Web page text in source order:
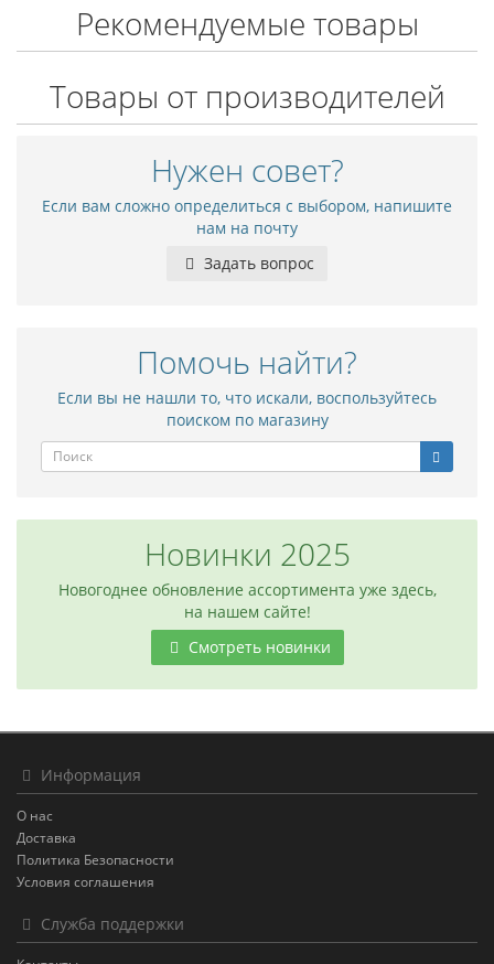
Рекомендуемые товары
Товары от производителей
Нужен совет?
Если вам сложно определиться с выбором, напишите
нам на почту
Задать вопрос
Помочь найти?
Если вы не нашли то, что искали, воспользуйтесь
поиском по магазину
Новинки 2025
Новогоднее обновление ассортимента уже здесь,
на нашем сайте!
Смотреть новинки
Информация
О нас
Доставка
Политика Безопасности
Условия соглашения
Служба поддержки